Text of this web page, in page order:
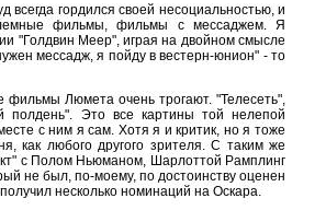
всегда гордился своей несоциальностью, и
фильмы, фильмы с мессаджем. Я
"Голдвин Меер", играя на двойном смысле
мессадж, я пойду в вестерн-юнион" - то
фильмы Люмета очень трогают. "Телесеть",
полдень". Это все картины той нелепой
с ним я сам. Хотя я и критик, но я тоже
как любого другого зрителя. С таким же
с Полом Ньюманом, Шарлоттой Рамплинг
не был, по-моему, по достоинству оценен
несколько номинаций на Оскара.